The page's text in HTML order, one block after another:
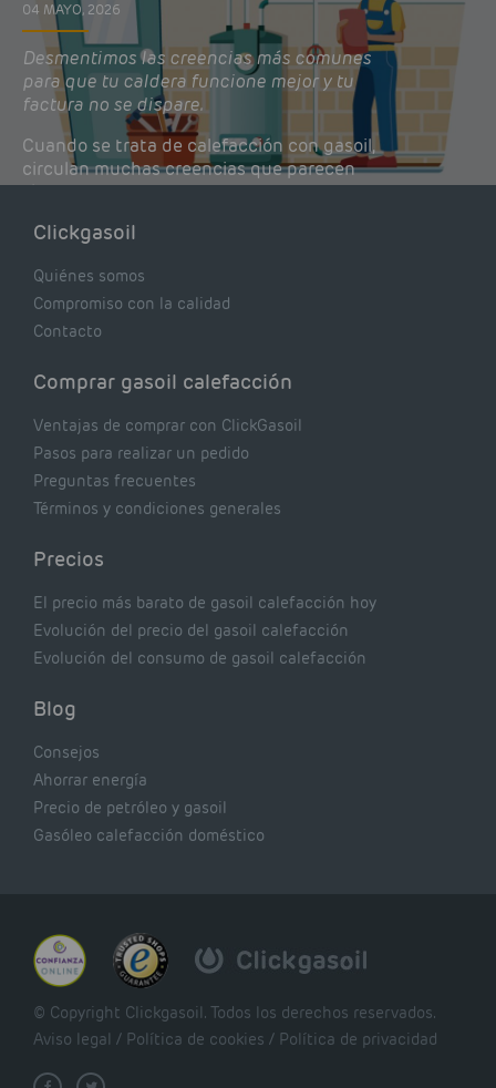
04 MAYO, 2026
Desmentimos las creencias más comunes
para que tu caldera funcione mejor y tu
factura no se dispare.
Cuando se trata de calefacción con gasoil,
circulan muchas creencias que parecen
lógicas pero que, en realidad, pueden estar
de tu caldera. Pocas se contrastan con lo que
Clickgasoil
Quiénes somos
Compromiso con la calidad
Contacto
Comprar gasoil calefacción
Ventajas de comprar con ClickGasoil
Pasos para realizar un pedido
Preguntas frecuentes
Términos y condiciones generales
Precios
El precio más barato de gasoil calefacción hoy
Evolución del precio del gasoil calefacción
Evolución del consumo de gasoil calefacción
Blog
Consejos
Ahorrar energía
Precio de petróleo y gasoil
Gasóleo calefacción doméstico
© Copyright Clickgasoil. Todos los derechos reservados.
Aviso legal / Política de cookies / Política de privacidad